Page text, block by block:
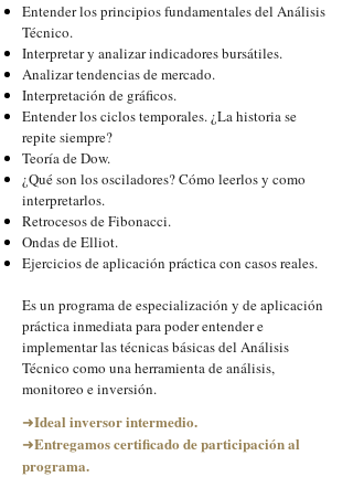
​Entender los principios fundamentales del Análisis
Técnico.
Interpretar y analizar indicadores bursátiles.
Analizar tendencias de mercado.
Interpretación de gráficos.
Entender los ciclos temporales. ¿La historia se
repite siempre?
Teoría de Dow.
¿Qué son los osciladores? Cómo leerlos y como
interpretarlos.
Retrocesos de Fibonacci.
Ondas de Elliot.
Ejercicios de aplicación práctica con casos reales.
Es un programa de especialización y de aplicación
práctica inmediata para poder entender e
implementar las técnicas básicas del Análisis
Técnico como una herramienta de análisis,
monitoreo e inversión.
➜Ideal inversor intermedio.
➜Entregamos certificado de participación al
programa.